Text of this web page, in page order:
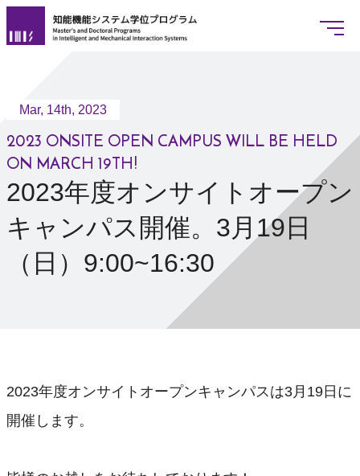
JAPANESE ENGLISH
概要
プログラムリーダー挨拶
基本情報
教育課程の編成方針
キャリアパス
オープンキャンパス
Mar, 14th, 2023
2023 ONSITE OPEN CAMPUS WILL BE HELD
ON MARCH 19TH!
2023年度オンサイトオープン
キャンパス開催。3月19日
（日）9:00~16:30
2023年度オンサイトオープンキャンパスは3月19日に
開催します。